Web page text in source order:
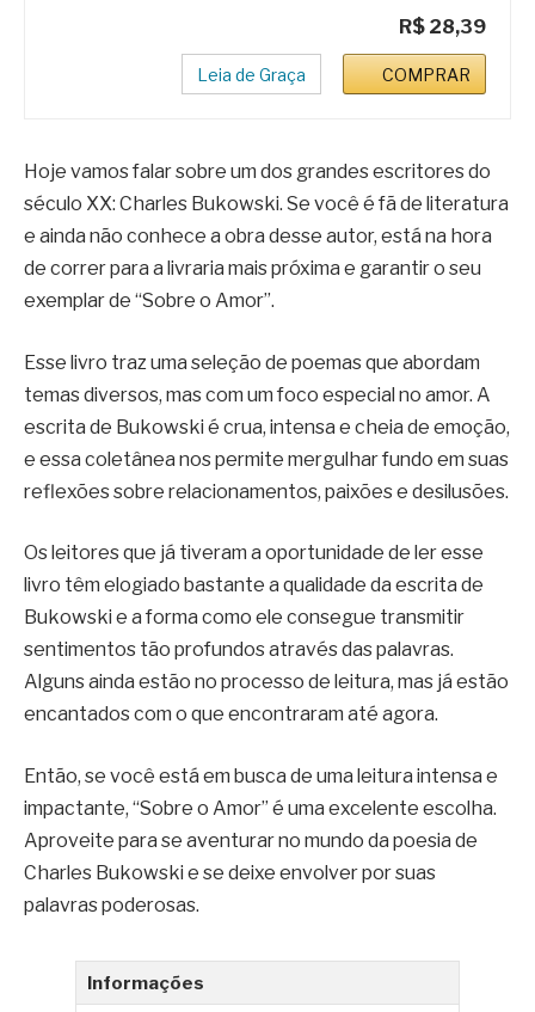
R$ 28,39
Leia de Graça COMPRAR
Hoje vamos falar sobre um dos grandes escritores do
século XX: Charles Bukowski. Se você é fã de literatura
e ainda não conhece a obra desse autor, está na hora
de correr para a livraria mais próxima e garantir o seu
exemplar de “Sobre o Amor”.
Esse livro traz uma seleção de poemas que abordam
temas diversos, mas com um foco especial no amor. A
escrita de Bukowski é crua, intensa e cheia de emoção,
e essa coletânea nos permite mergulhar fundo em suas
reflexões sobre relacionamentos, paixões e desilusões.
Os leitores que já tiveram a oportunidade de ler esse
livro têm elogiado bastante a qualidade da escrita de
Bukowski e a forma como ele consegue transmitir
sentimentos tão profundos através das palavras.
Alguns ainda estão no processo de leitura, mas já estão
encantados com o que encontraram até agora.
Então, se você está em busca de uma leitura intensa e
impactante, “Sobre o Amor” é uma excelente escolha.
Aproveite para se aventurar no mundo da poesia de
Charles Bukowski e se deixe envolver por suas
palavras poderosas.
Informações